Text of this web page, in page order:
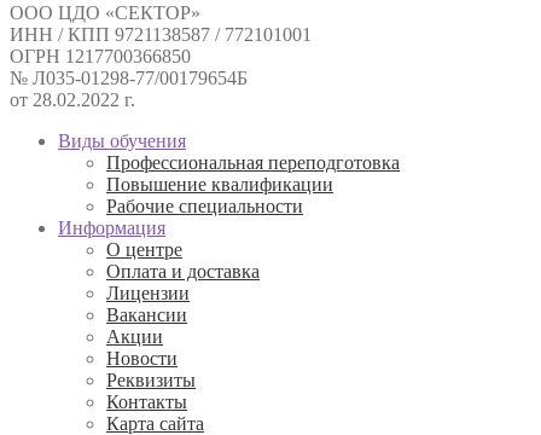
ООО ЦДО «СЕКТОР»
ИНН / КПП 9721138587 / 772101001
ОГРН 1217700366850
№ Л035-01298-77/00179654Б
от 28.02.2022 г.
Виды обучения
Профессиональная переподготовка
Повышение квалификации
Рабочие специальности
Информация
О центре
Оплата и доставка
Лицензии
Вакансии
Акции
Новости
Реквизиты
Контакты
Карта сайта